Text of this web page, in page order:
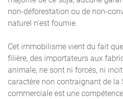
non-déforestation ou de non-
naturel n’est fournie.
Cet immobilisme vient du fait
filière, des importateurs aux
animale, ne sont ni forcés, ni
caractère non contraignant de la
commerciale est une